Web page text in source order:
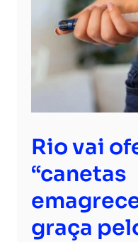
Rio vai
“canetas
graça